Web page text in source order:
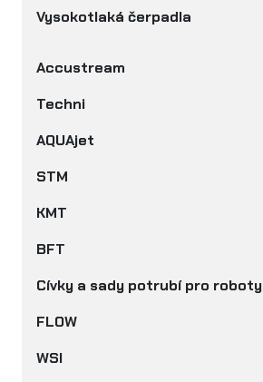
Vysokotlaká čerpadla
Accustream
Techni
AQUAjet
STM
KMT
BFT
Cívky a sady potrubí pro roboty
FLOW
WSI